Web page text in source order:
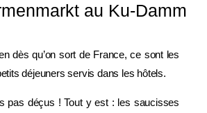
au Ku-Damm
dès qu’on sort de France, ce sont les
déjeuners servis dans les hôtels.
pas déçus ! Tout y est : les saucisses